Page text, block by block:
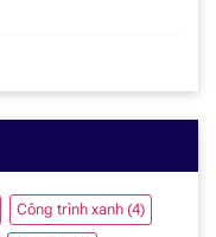
Công trình xanh (4)